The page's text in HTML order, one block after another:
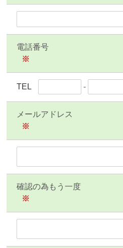
電話番号
※
TEL -
メールアドレス
※
確認の為もう一度
※